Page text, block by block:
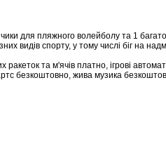
для пляжного волейболу та 1
видів спорту, у тому числі біг на
ракеток та м'ячів платно, ігрові
безкоштовно, жива музика